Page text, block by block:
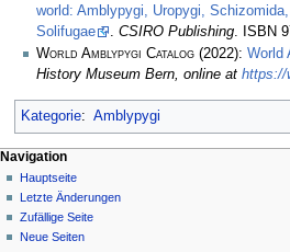
world: Amblypygi, Uropygi,
Solifugae
. CSIRO Publishing. ISBN
World Amblypygi Catalog (2022): World
History Museum Bern, online at https://
Kategorie: Amblypygi
Navigation
Hauptseite
Letzte Änderungen
Zufällige Seite
Neue Seiten